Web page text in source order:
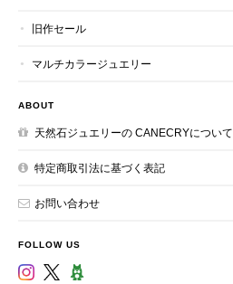
旧作セール
マルチカラージュエリー
ABOUT
天然石ジュエリーの CANECRYについて
特定商取引法に基づく表記
お問い合わせ
FOLLOW US